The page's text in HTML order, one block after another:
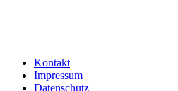
Kontakt
Impressum
Datenschutz